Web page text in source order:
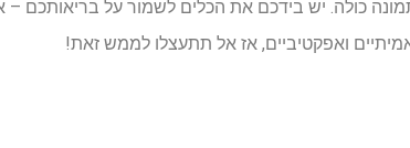
כולה. יש בידכם את הכלים לשמור על בריאותכם –
ואפקטיביים, אז אל תתעצלו לממש זאת!